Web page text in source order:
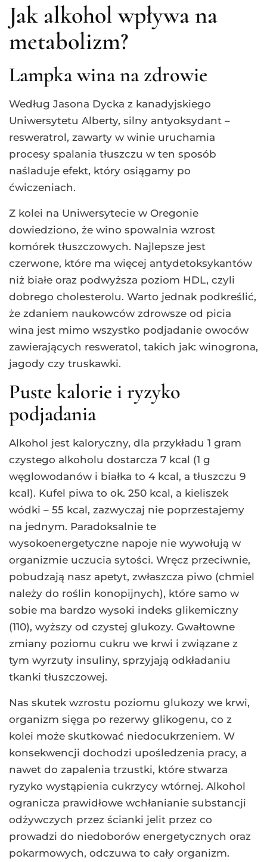
Jak alkohol wpływa na
metabolizm?
Lampka wina na zdrowie
Według Jasona Dycka z kanadyjskiego
Uniwersytetu Alberty, silny antyoksydant –
resweratrol, zawarty w winie uruchamia
procesy spalania tłuszczu w ten sposób
naśladuje efekt, który osiągamy po
ćwiczeniach.
Z kolei na Uniwersytecie w Oregonie
dowiedziono, że wino spowalnia wzrost
komórek tłuszczowych. Najlepsze jest
czerwone, które ma więcej antydetoksykantów
niż białe oraz podwyższa poziom HDL, czyli
dobrego cholesterolu. Warto jednak podkreślić,
że zdaniem naukowców zdrowsze od picia
wina jest mimo wszystko podjadanie owoców
zawierających resweratol, takich jak: winogrona,
jagody czy truskawki.
Puste kalorie i ryzyko
podjadania
Alkohol jest kaloryczny, dla przykładu 1 gram
czystego alkoholu dostarcza 7 kcal (1 g
węglowodanów i białka to 4 kcal, a tłuszczu 9
kcal). Kufel piwa to ok. 250 kcal, a kieliszek
wódki – 55 kcal, zazwyczaj nie poprzestajemy
na jednym. Paradoksalnie te
wysokoenergetyczne napoje nie wywołują w
organizmie uczucia sytości. Wręcz przeciwnie,
pobudzają nasz apetyt, zwłaszcza piwo (chmiel
należy do roślin konopijnych), które samo w
sobie ma bardzo wysoki indeks glikemiczny
(110), wyższy od czystej glukozy. Gwałtowne
zmiany poziomu cukru we krwi i związane z
tym wyrzuty insuliny, sprzyjają odkładaniu
tkanki tłuszczowej.
Nas skutek wzrostu poziomu glukozy we krwi,
organizm sięga po rezerwy glikogenu, co z
kolei może skutkować niedocukrzeniem. W
konsekwencji dochodzi upośledzenia pracy, a
nawet do zapalenia trzustki, które stwarza
ryzyko wystąpienia cukrzycy wtórnej. Alkohol
ogranicza prawidłowe wchłanianie substancji
odżywczych przez ścianki jelit przez co
prowadzi do niedoborów energetycznych oraz
pokarmowych, odczuwa to cały organizm.